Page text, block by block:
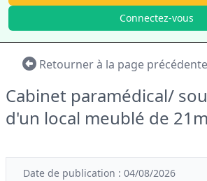
Connectez-vous
Retourner à la page précédente
Cabinet paramédical/
d'un local meublé de
Date de publication : 04/08/2026